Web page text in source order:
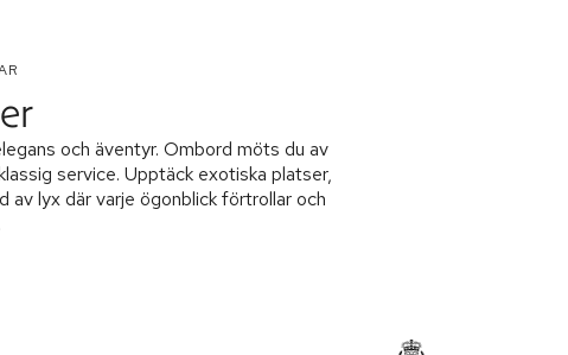
och äventyr. Ombord möts du av
service. Upptäck exotiska platser,
av lyx där varje ögonblick förtrollar och